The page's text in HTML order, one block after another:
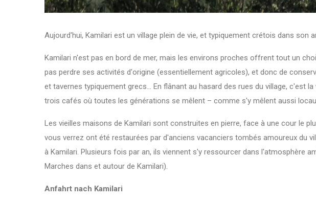
Aujourd'hui, Kamilari est un village plein de vie, et typiquement crétois dans son
Kamilari n'est pas en bord de mer, mais les environs proches offrent tout un
pas perdre ses activités d'origine (essentiellement agricoles), et donc de
et tavernes typiquement grecs... En flânant au hasard des rues du village, c'est
trois cafés où toutes les générations se mêlent – comme s'y mêlent aussi
Les vieilles maisons de Kamilari sont construites en pierre, face à une cour le
vous verrez ont été restaurées par d'anciens vacanciers tombés amoureux du
à Kamilari. Plusieurs fois par an, ils viennent s'y ressourcer dans l'atmosphère
Marches dans et autour de Kamilari).
Anfahrt nach Kamilari